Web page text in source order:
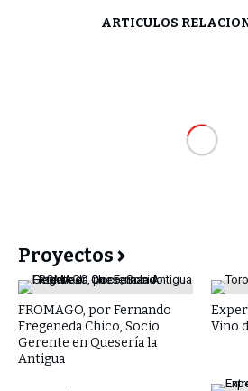
ARTÍCULOS
Proyectos
FROMAGO, por Fernando
Fregeneda Chico, Socio
Gerente en Quesería la
Antigua
Vino